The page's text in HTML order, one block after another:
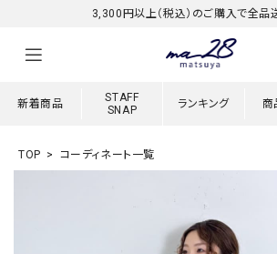
3,300円以上（税込）のご購入で全品
新着商品
STAFF
SNAP
ランキング 商
TOP コーディネート一覧